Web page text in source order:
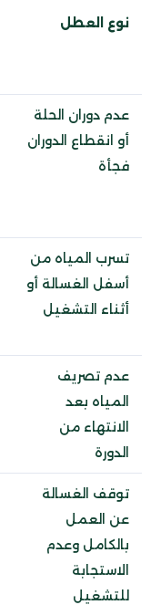
نوع العطل
عدم دوران الحلة
أو انقطاع الدوران
فجأة
تسرب المياه من
أسفل الغسالة أو
أثناء التشغيل
عدم تصريف
المياه بعد
الانتهاء من
الدورة
توقف الغسالة
عن العمل
بالكامل وعدم
الاستجابة
للتشغيل